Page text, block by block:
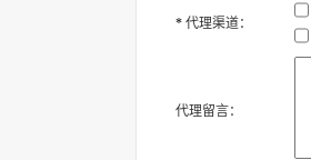
* 代理渠道：
代理留言：